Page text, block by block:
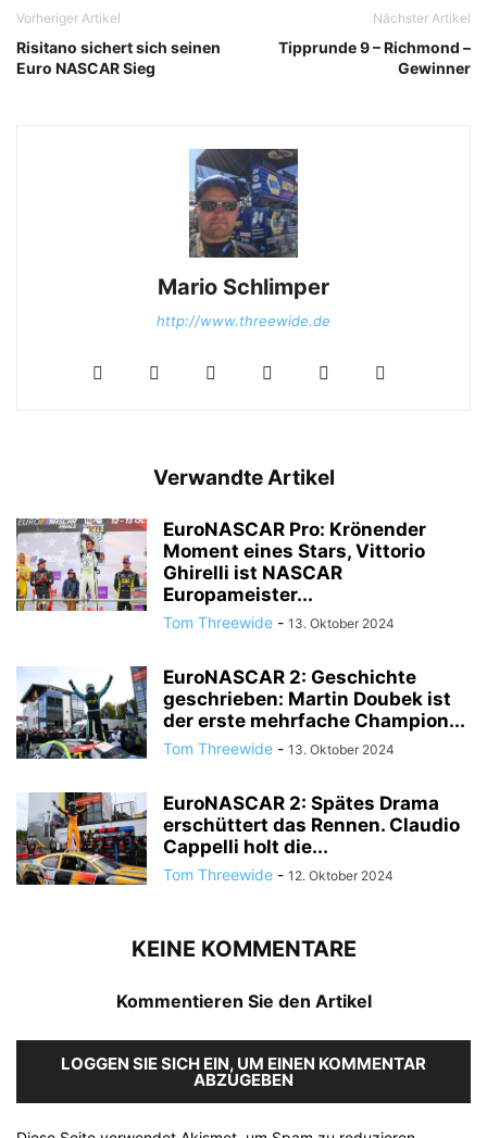
Vorheriger Artikel
Risitano sichert sich seinen
Euro NASCAR Sieg
Nächster Artikel
Tipprunde 9 – Richmond –
Gewinner
Mario Schlimper
http://www.threewide.de
Verwandte Artikel
EuroNASCAR Pro: Krönender
Moment eines Stars, Vittorio
Ghirelli ist NASCAR
Europameister...
Tom Threewide - 13. Oktober 2024
EuroNASCAR 2: Geschichte
geschrieben: Martin Doubek ist
der erste mehrfache Champion...
Tom Threewide - 13. Oktober 2024
EuroNASCAR 2: Spätes Drama
erschüttert das Rennen. Claudio
Cappelli holt die...
Tom Threewide - 12. Oktober 2024
KEINE KOMMENTARE
Kommentieren Sie den Artikel
LOGGEN SIE SICH EIN, UM EINEN KOMMENTAR
ABZUGEBEN